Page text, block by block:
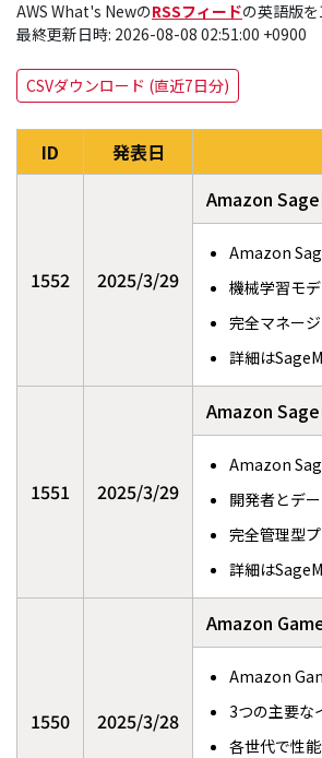
AWS What's NewのRSSフィードの英語版
最終更新日時: 2026-08-08 02:51:00 +0900
CSVダウンロード (直近7日分)
ID 発表日
1552 2025/3/29
Amazon
Amazon
機械学習モ
完全マネー
詳細は
1551 2025/3/29
Amazon
Amazon
開発者とデ
完全管理型
詳細は
1550 2025/3/28
Amazon
Amazon
3つの主要な
各世代で性